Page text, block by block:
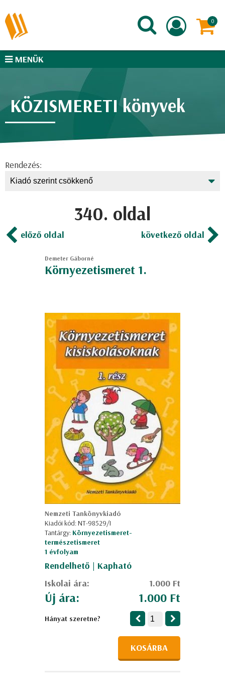
MENÜK
KÖZISMERETI könyvek
Rendezés:
340. oldal
előző oldal következő oldal
Demeter Gáborné
Környezetismeret 1.
Nemzeti Tankönyvkiadó
Kiadói kód: NT-98529/I
Tantárgy: Környezetismeret-
természetismeret
1 évfolyam
Rendelhető | Kapható
Iskolai ára:
1.000 Ft
Új ára: 1.000 Ft
Hányat szeretne?
KOSÁRBA